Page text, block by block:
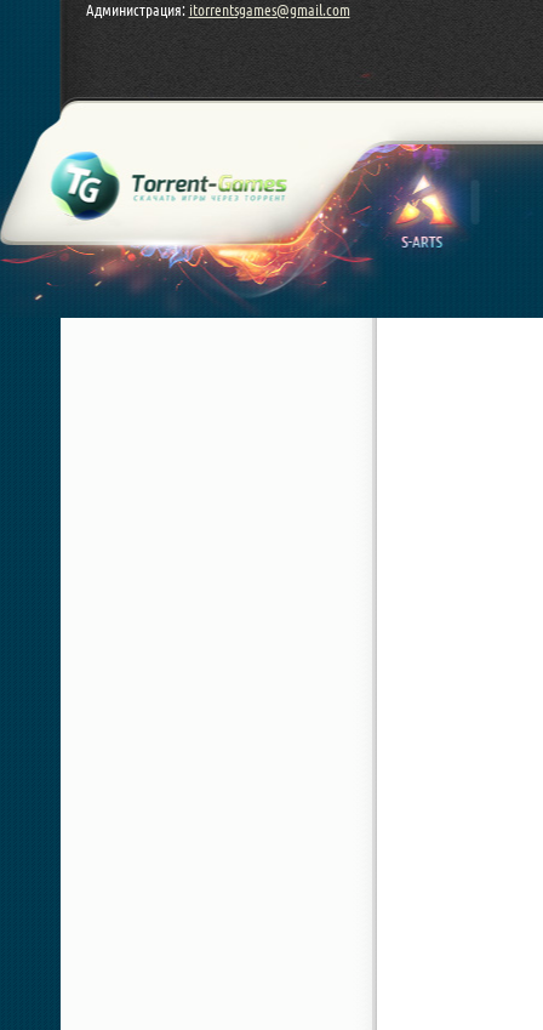
Администрация: itorrentsgames@gmail.com